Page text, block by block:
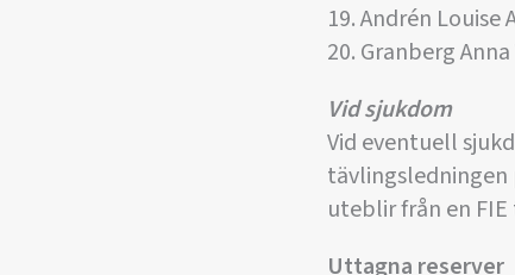
19. Andrén Louise
20. Granberg Anna
Vid sjukdom
Vid eventuell
tävlingsledningen
uteblir från en
Uttagna reserver